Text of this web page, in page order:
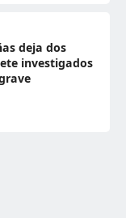
deja dos
investigados